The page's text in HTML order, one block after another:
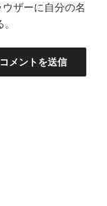
ザーに自分の名